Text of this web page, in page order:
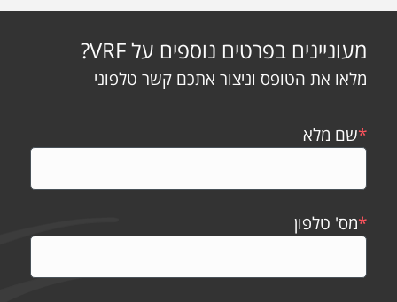
מעוניינים בפרטים נוספים על VRF?
מלאו את הטופס וניצור אתכם קשר טלפוני
*שם מלא
*מס' טלפון